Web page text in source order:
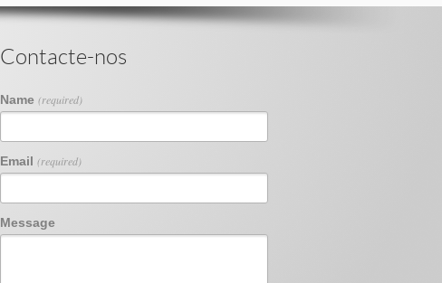
Contacte-nos
Name (required)
Email (required)
Message